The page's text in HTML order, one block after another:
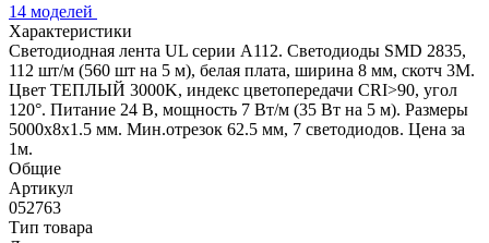
14 моделей
Характеристики
Светодиодная лента UL серии A112. Светодиоды SMD 2835,
112 шт/м (560 шт на 5 м), белая плата, ширина 8 мм, скотч 3M.
Цвет ТЕПЛЫЙ 3000K, индекс цветопередачи CRI>90, угол
120°. Питание 24 В, мощность 7 Вт/м (35 Вт на 5 м). Размеры
5000x8x1.5 мм. Мин.отрезок 62.5 мм, 7 светодиодов. Цена за
1м.
Общие
Артикул
052763
Тип товара